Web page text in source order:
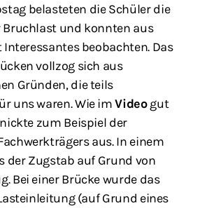
belasteten die Schüler die
Bruchlast und konnten aus
beobachten. Das
vollzog sich aus
Gründen, die teils
uns waren. Wie imVideogut
zum Beispiel der
aus. In einem
der Zugstab auf Grund von
Bei einer Brücke wurde das
(auf Grund eines